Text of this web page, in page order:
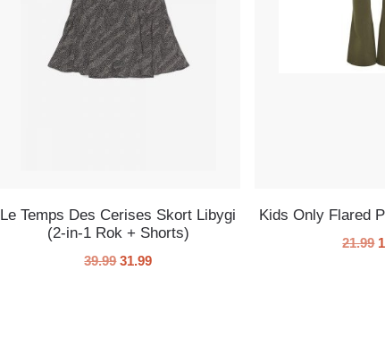
Le Temps Des Cerises Skort Libygi
(2-in-1 Rok + Shorts)
39.99 31.99
Kids Only Flared
21.99